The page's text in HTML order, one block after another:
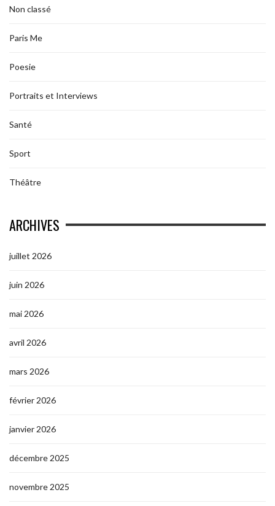
Non classé
Paris Me
Poesie
Portraits et Interviews
Santé
Sport
Théâtre
ARCHIVES
juillet 2026
juin 2026
mai 2026
avril 2026
mars 2026
février 2026
janvier 2026
décembre 2025
novembre 2025